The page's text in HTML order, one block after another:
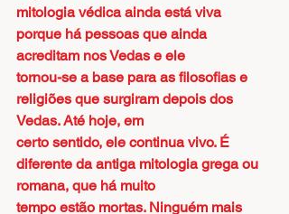
mitologia védica ainda está viva
porque há pessoas que ainda
acreditam nos Vedas e ele
tornou-se a base para as filosofias e
religiões que surgiram depois dos
Vedas. Até hoje, em
certo sentido, ele continua vivo. É
diferente da antiga mitologia grega ou
romana, que há muito
tempo estão mortas. Ninguém mais